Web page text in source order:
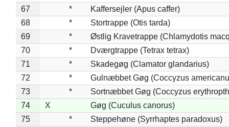
67
*
Kaffersejler (Apus caffer)
68
*
Stortrappe (Otis tarda)
69
*
Østlig Kravetrappe (Chlamydotis
70
*
Dværgtrappe (Tetrax tetrax)
71
*
Skadegøg (Clamator glandarius)
72
*
Gulnæbbet Gøg (Coccyzus
73
*
Sortnæbbet Gøg (Coccyzus
74
X
Gøg (Cuculus canorus)
75
*
Steppehøne (Syrrhaptes paradoxus)